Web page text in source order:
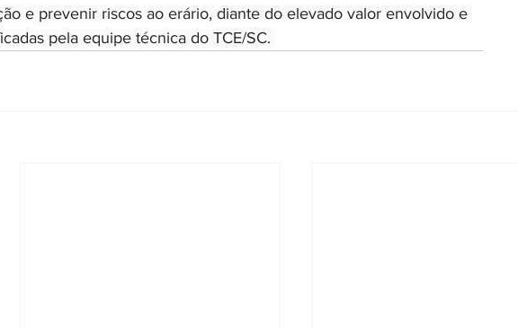
e prevenir riscos ao erário, diante do elevado valor envolvido e
pela equipe técnica do TCE/SC.